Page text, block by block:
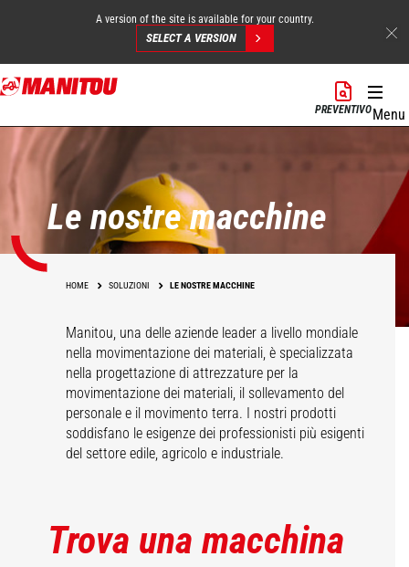
Salta
al
principale
A version of the site is available for your country.
SELECT A VERSION
PREVENTIVOMenu
Le nostre macchine
HOME SOLUZIONI LE NOSTRE MACCHINE
Manitou, una delle aziende leader a livello mondiale
nella movimentazione dei materiali, è specializzata
nella progettazione di attrezzature per la
movimentazione dei materiali, il sollevamento del
personale e il movimento terra. I nostri prodotti
soddisfano le esigenze dei professionisti più esigenti
del settore edile, agricolo e industriale.
Trova una macchina